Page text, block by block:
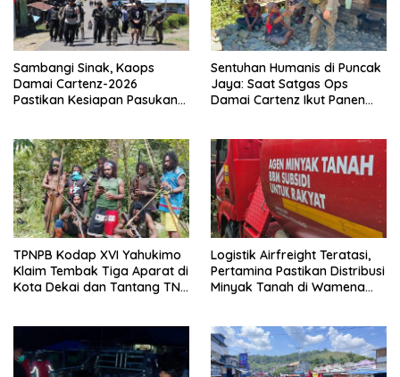
Sambangi Sinak, Kaops
Damai Cartenz-2026
Pastikan Kesiapan Pasukan
Sentuhan Humanis di Puncak
Jaya: Saat Satgas Ops
Damai Cartenz Ikut Panen
TPNPB Kodap XVI Yahukimo
Klaim Tembak Tiga Aparat di
Kota Dekai dan Tantang TNI-
Logistik Airfreight Teratasi,
Pertamina Pastikan Distribusi
Minyak Tanah di Wamena